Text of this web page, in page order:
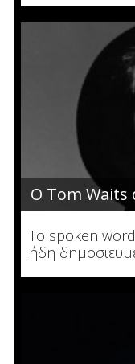
Ο Tom Waits
To spoken
ήδη